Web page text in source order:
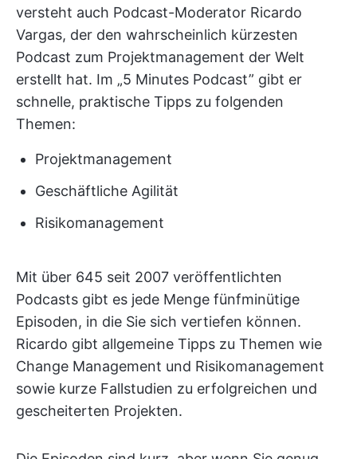
versteht auch Podcast-Moderator Ricardo
Vargas, der den wahrscheinlich kürzesten
Podcast zum Projektmanagement der Welt
erstellt hat. Im „5 Minutes Podcast” gibt er
schnelle, praktische Tipps zu folgenden
Themen:
Projektmanagement
Geschäftliche Agilität
Risikomanagement
Mit über 645 seit 2007 veröffentlichten
Podcasts gibt es jede Menge fünfminütige
Episoden, in die Sie sich vertiefen können.
Ricardo gibt allgemeine Tipps zu Themen wie
Change Management und Risikomanagement
sowie kurze Fallstudien zu erfolgreichen und
gescheiterten Projekten.